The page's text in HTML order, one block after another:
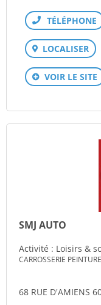
Téléphone
LOCALISER
VOIR LE SITE
SMJ AUTO
Activité : Loisirs &
CARROSSERIE
68 RUE D'AMIENS